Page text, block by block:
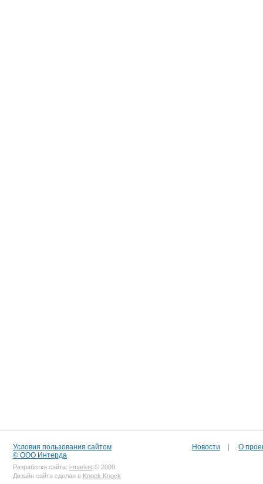
Условия пользования сайтом
© ООО Интерда
Разработка сайта: i-market © 2009
Дизайн сайта сделан в Knock Knock
Новости О